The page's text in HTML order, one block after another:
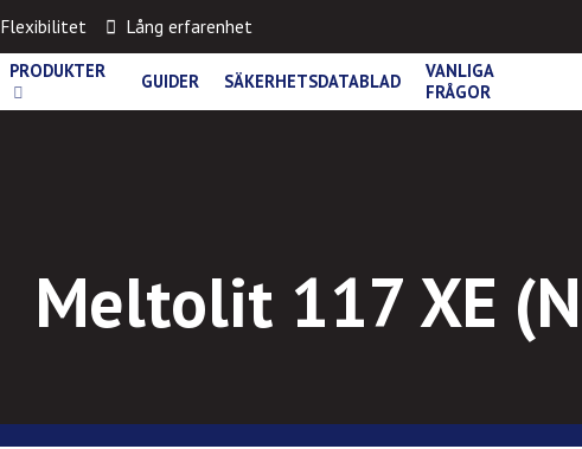
Flexibilitet Lång erfarenhet
PRODUKTER GUIDER SÄKERHETSDATABLAD
VANLIGA
FRÅGOR
Meltolit 117 XE